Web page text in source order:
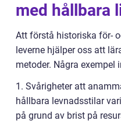
med hållbara
Att förstå historiska för-
leverne hjälper oss att
metoder. Några exempel
1. Svårigheter att
hållbara levnadsstilar
på grund av brist på